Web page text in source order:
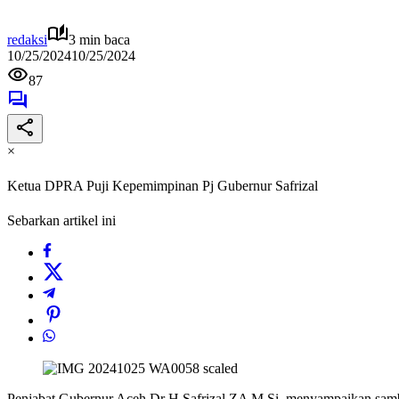
redaksi
3 min baca
10/25/202410/25/2024
87
×
Ketua DPRA Puji Kepemimpinan Pj Gubernur Safrizal
Sebarkan artikel ini